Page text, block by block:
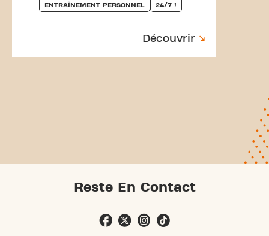
ENTRAÎNEMENT PERSONNEL 24/7 !
Découvrir
Reste En Contact